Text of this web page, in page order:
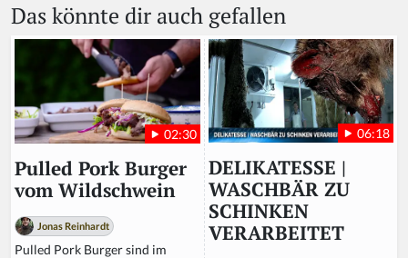
Das könnte dir auch gefallen
02:30
Pulled Pork Burger
vom Wildschwein
Jonas Reinhardt
Pulled Pork Burger sind im
06:18
DELIKATESSE |
WASCHBÄR ZU
SCHINKEN
VERARBEITET